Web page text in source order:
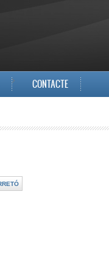
CONTACTE